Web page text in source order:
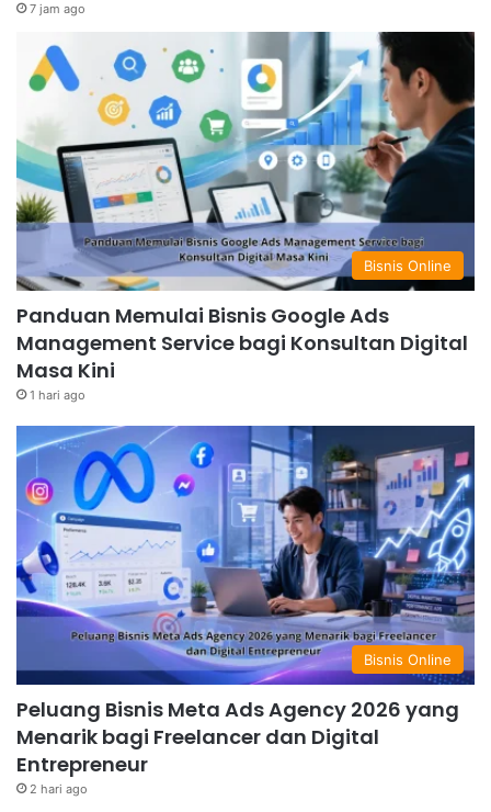
7 jam ago
Bisnis Online
Panduan Memulai Bisnis Google Ads
Management Service bagi Konsultan Digital
Masa Kini
1 hari ago
Bisnis Online
Peluang Bisnis Meta Ads Agency 2026 yang
Menarik bagi Freelancer dan Digital
Entrepreneur
2 hari ago